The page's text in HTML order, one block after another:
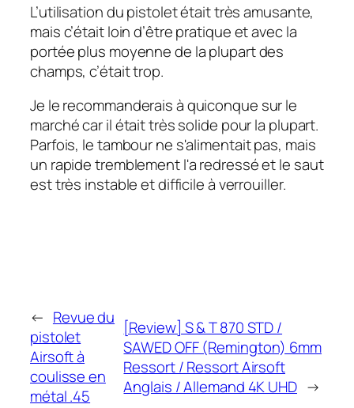
L’utilisation du pistolet était très amusante,
mais c’était loin d’être pratique et avec la
portée plus moyenne de la plupart des
champs, c’était trop.
Je le recommanderais à quiconque sur le
marché car il était très solide pour la plupart.
Parfois, le tambour ne s'alimentait pas, mais
un rapide tremblement l'a redressé et le saut
est très instable et difficile à verrouiller.
← Revue du
pistolet
Airsoft à
coulisse en
métal .45
[Review] S & T 870 STD /
SAWED OFF (Remington) 6mm
Ressort / Ressort Airsoft
Anglais / Allemand 4K UHD →